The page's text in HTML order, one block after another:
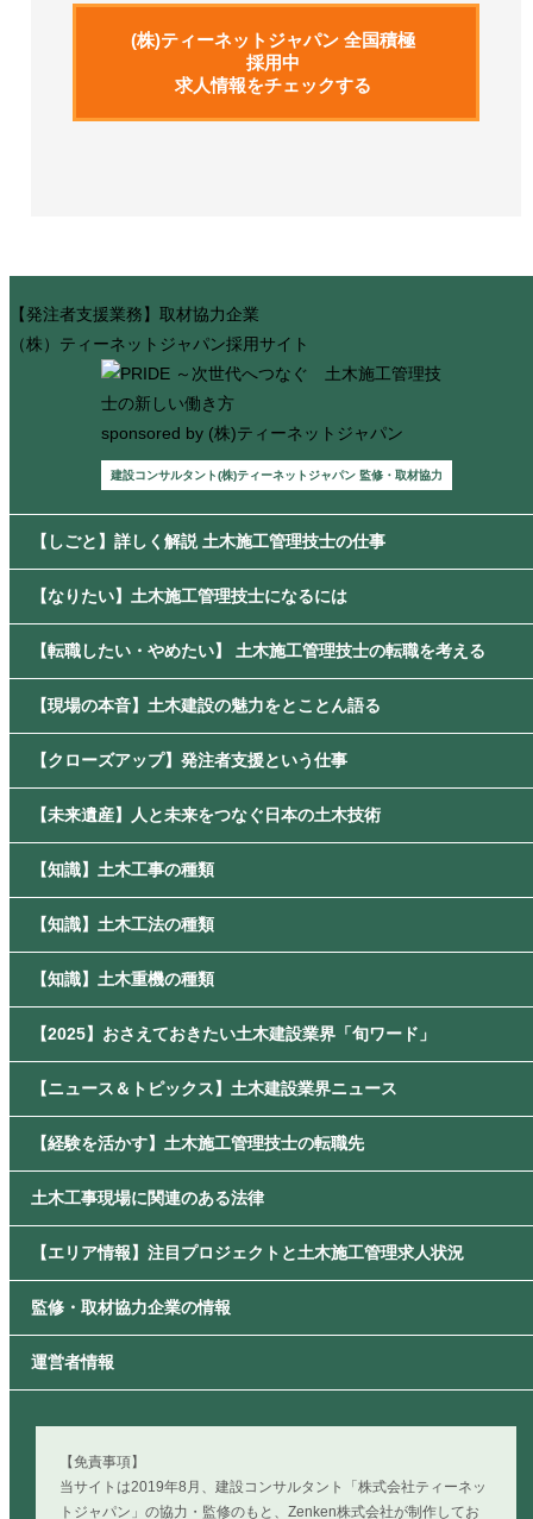
(株)ティーネットジャパン 全国積極
採用中
求人情報をチェックする
【発注者支援業務】取材協力企業
（株）ティーネットジャパン採用サイト
sponsored by (株)ティーネットジャパン
建設コンサルタント(株)ティーネットジャパン 監修・取材協力
【しごと】詳しく解説 土木施工管理技士の仕事
【なりたい】土木施工管理技士になるには
【転職したい・やめたい】 土木施工管理技士の転職を考える
【現場の本音】土木建設の魅力をとことん語る
【クローズアップ】発注者支援という仕事
【未来遺産】人と未来をつなぐ日本の土木技術
【知識】土木工事の種類
【知識】土木工法の種類
【知識】土木重機の種類
【2025】おさえておきたい土木建設業界「旬ワード」
【ニュース＆トピックス】土木建設業界ニュース
【経験を活かす】土木施工管理技士の転職先
土木工事現場に関連のある法律
【エリア情報】注目プロジェクトと土木施工管理求人状況
監修・取材協力企業の情報
運営者情報
【免責事項】
当サイトは2019年8月、建設コンサルタント「株式会社ティーネッ
トジャパン」の協力・監修のもと、Zenken株式会社が制作してお